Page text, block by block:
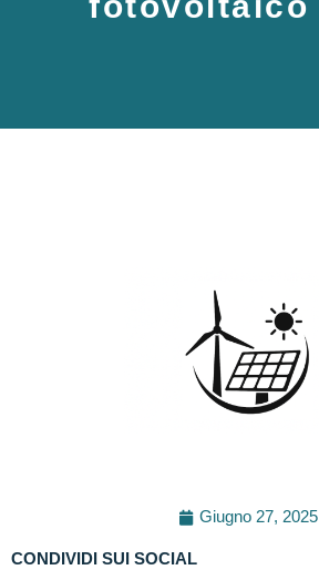
Giugno 27, 2025
CONDIVIDI SUI SOCIAL